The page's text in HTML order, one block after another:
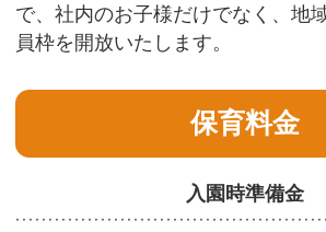
で、社内のお子様だけでなく、 地
員枠を開放いたします。
保育料金
入園時準備金